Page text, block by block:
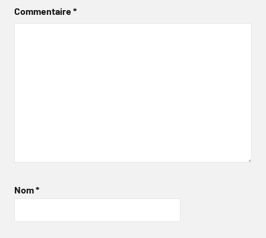
Commentaire*
Nom*